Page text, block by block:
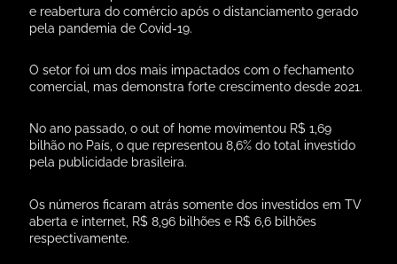
e reabertura do comércio após o distanciamento gerado
pela pandemia de Covid-19.
O setor foi um dos mais impactados com o fechamento
comercial, mas demonstra forte crescimento desde 2021.
No ano passado, o out of home movimentou R$ 1,69
bilhão no País, o que representou 8,6% do total investido
pela publicidade brasileira.
Os números ficaram atrás somente dos investidos em TV
aberta e internet, R$ 8,96 bilhões e R$ 6,6 bilhões
respectivamente.